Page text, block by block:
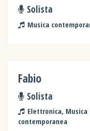
Solista
Musica
Fabio
Solista
Elettronica, Musica
contemporanea